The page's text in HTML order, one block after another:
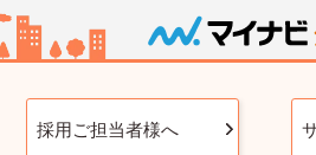
採用ご担当者様へ